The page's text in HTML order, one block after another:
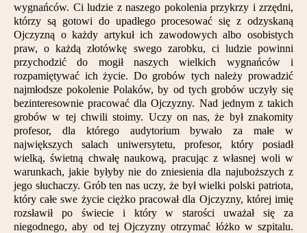
wygnańców. Ci ludzie z naszego pokolenia przykrzy i zrzędni,
którzy są gotowi do upadłego procesować się z odzyskaną
Ojczyzną o każdy artykuł ich zawodowych albo osobistych
praw, o każdą złotówkę swego zarobku, ci ludzie powinni
przychodzić do mogił naszych wielkich wygnańców i
rozpamiętywać ich życie. Do grobów tych należy prowadzić
najmłodsze pokolenie Polaków, by od tych grobów uczyły się
bezinteresownie pracować dla Ojczyzny. Nad jednym z takich
grobów w tej chwili stoimy. Uczy on nas, że był znakomity
profesor, dla którego audytorium bywało za małe w
największych salach uniwersytetu, profesor, który posiadł
wielką, świetną chwałę naukową, pracując z własnej woli w
warunkach, jakie byłyby nie do zniesienia dla najuboższych z
jego słuchaczy. Grób ten nas uczy, że był wielki polski patriota,
który całe swe życie ciężko pracował dla Ojczyzny, której imię
rozsławił po świecie i który w starości uważał się za
niegodnego, aby od tej Ojczyzny otrzymać łóżko w szpitalu.